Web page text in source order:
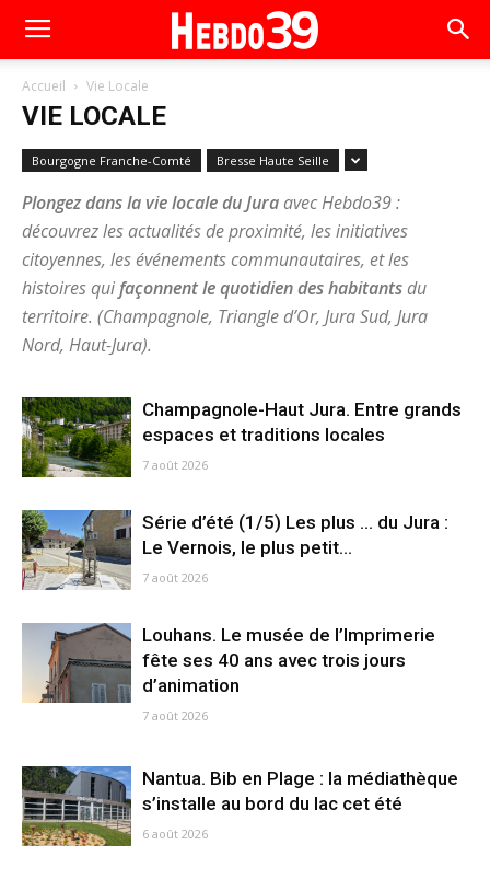
Accueil Vie Locale
VIE LOCALE
Bourgogne Franche-Comté Bresse Haute Seille
Plongez dans la vie locale du Juraavec Hebdo39 :
découvrez les actualités de proximité, les initiatives
citoyennes, les événements communautaires, et les
histoires quifaçonnent le quotidien des habitantsdu
territoire. (Champagnole, Triangle d’Or, Jura Sud, Jura
Nord, Haut-Jura).
Champagnole-Haut Jura. Entre grands
espaces et traditions locales
7 août 2026
Série d’été (1/5) Les plus … du Jura :
Le Vernois, le plus petit...
7 août 2026
Louhans. Le musée de l’Imprimerie
fête ses 40 ans avec trois jours
d’animation
7 août 2026
Nantua. Bib en Plage : la médiathèque
s’installe au bord du lac cet été
6 août 2026